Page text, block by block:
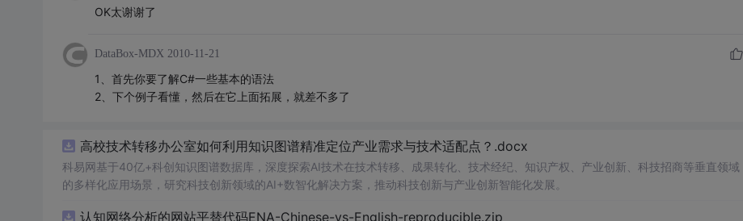
OK太谢谢了
DataBox-MDX 2010-11-21
1、首先你要了解C#一些基本的语法
2、下个例子看懂，然后在它上面拓展，就差不多了
高校技术转移办公室如何利用知识图谱精准定位产业需求与技术适配点？.docx
科易网基于40亿+科创知识图谱数据库，深度探索AI技术在技术转移、成果转化、技术经纪、知识产权、产业创新、科技招商等垂直领域
的多样化应用场景，研究科技创新领域的AI+数智化解决方案，推动科技创新与产业创新智能化发展。
认知网络分析的网站平替代码ENA-Chinese-vs-English-reproducible.zip